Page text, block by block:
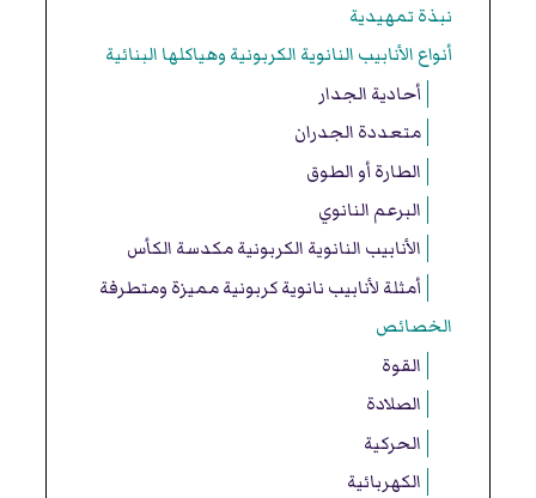
نبذة تمهيدية
أنواع الأنابيب النانوية الكربونية وهياكلها البنائية
أحادية الجدار
متعددة الجدران
الطارة أو الطوق
البرعم النانوي
الأنابيب النانوية الكربونية مكدسة الكأس
أمثلة لأنابيب نانوية كربونية مميزة ومتطرفة
الخصائص
القوة
الصلادة
الحركية
الكهربائية